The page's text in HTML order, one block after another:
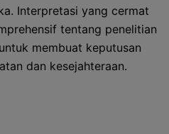
Interpretasi yang cermat
tentang penelitian
membuat keputusan
dan kesejahteraan.